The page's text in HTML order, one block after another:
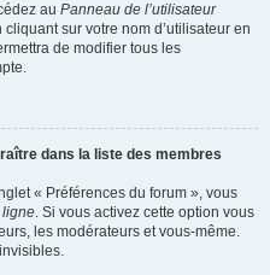
au Panneau de l’utilisateur
sur votre nom d’utilisateur en
de modifier tous les
dans la liste des membres
« Préférences du forum », vous
ligne. Si vous activez cette option vous
les modérateurs et vous-même.